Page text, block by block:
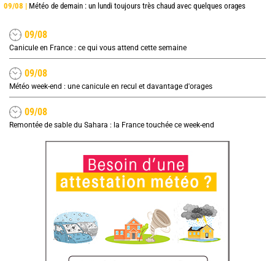
09/08 | Météo de demain : un lundi toujours très chaud avec quelques orages
09/08
Canicule en France : ce qui vous attend cette semaine
09/08
Météo week-end : une canicule en recul et davantage d'orages
09/08
Remontée de sable du Sahara : la France touchée ce week-end